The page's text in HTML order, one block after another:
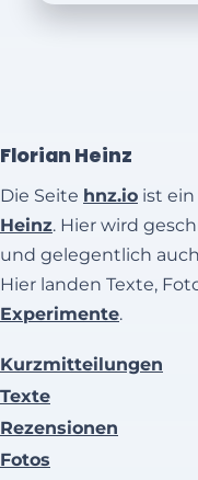
Florian Heinz
Die Seite hnz.io ist
Heinz. Hier wird
und gelegentlich
Hier landen Texte,
Experimente.
Kurzmitteilungen
Texte
Rezensionen
Fotos